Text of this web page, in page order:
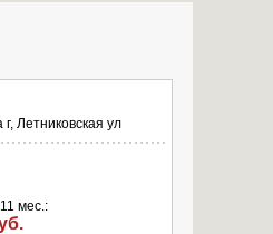
г, Летниковская ул
мес.: